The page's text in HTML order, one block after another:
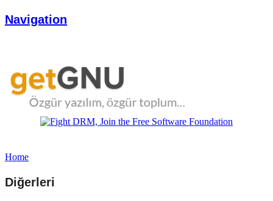
Navigation
Home
Diğerleri